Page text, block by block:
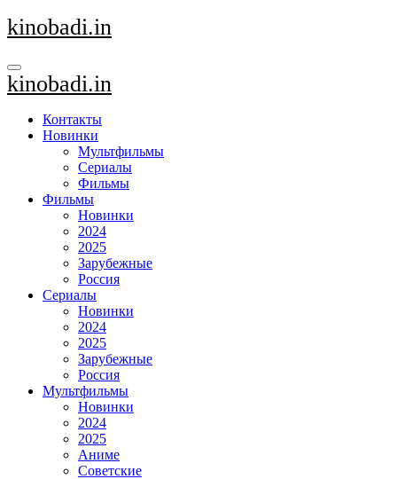
Перейти
к
kinobadi.in
kinobadi.in
Контакты
Новинки
Мультфильмы
Сериалы
Фильмы
Фильмы
Новинки
2024
2025
Зарубежные
Россия
Сериалы
Новинки
2024
2025
Зарубежные
Россия
Мультфильмы
Новинки
2024
2025
Аниме
Советские